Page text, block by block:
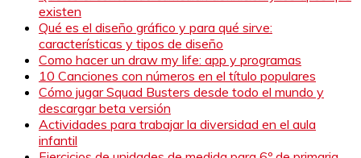
existen
Qué es el diseño gráfico y para qué sirve:
características y tipos de diseño
Como hacer un draw my life: app y programas
10 Canciones con números en el título populares
Cómo jugar Squad Busters desde todo el mundo y
descargar beta versión
Actividades para trabajar la diversidad en el aula
infantil